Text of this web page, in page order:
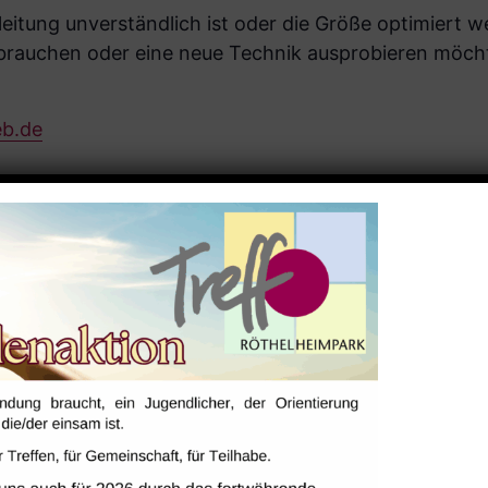
unver­ständlich ist oder die Größe optimiert
oder eine neue Technik ausprobieren